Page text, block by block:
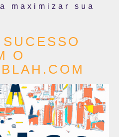
maximizar sua
O